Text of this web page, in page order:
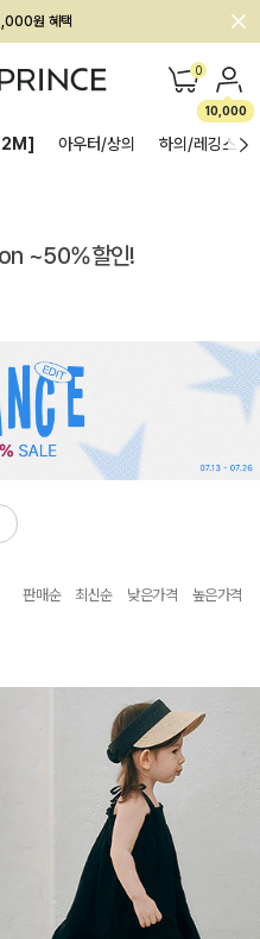
원 혜택
0
10,000
아우터/상의 하의/레깅스
~50%할인!
판매순 최신순 낮은가격 높은가격